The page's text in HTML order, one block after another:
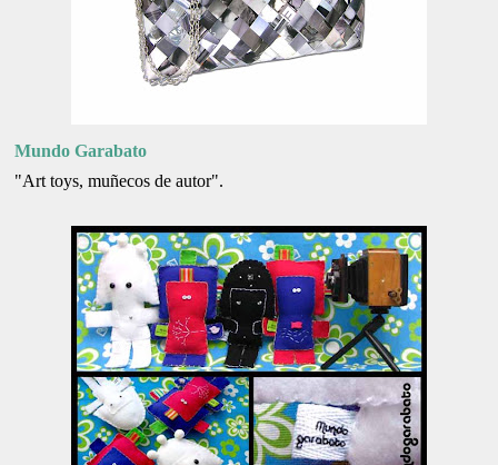
Mundo Garabato
"Art toys, muñecos de autor".